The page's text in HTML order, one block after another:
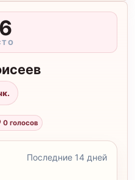
0 голосов
Последние 14 дней